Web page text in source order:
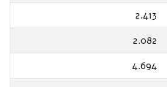
2.413
2.082
4.694